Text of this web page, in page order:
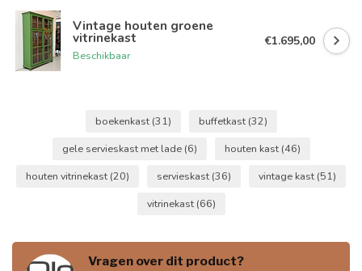
Vintage houten groene
vitrinekast
Beschikbaar
€1.695,00
boekenkast (31) buffetkast (32)
gele servieskast met lade (6) houten kast (46)
houten vitrinekast (20) servieskast (36) vintage kast (51)
vitrinekast (66)
Vragen over dit product?